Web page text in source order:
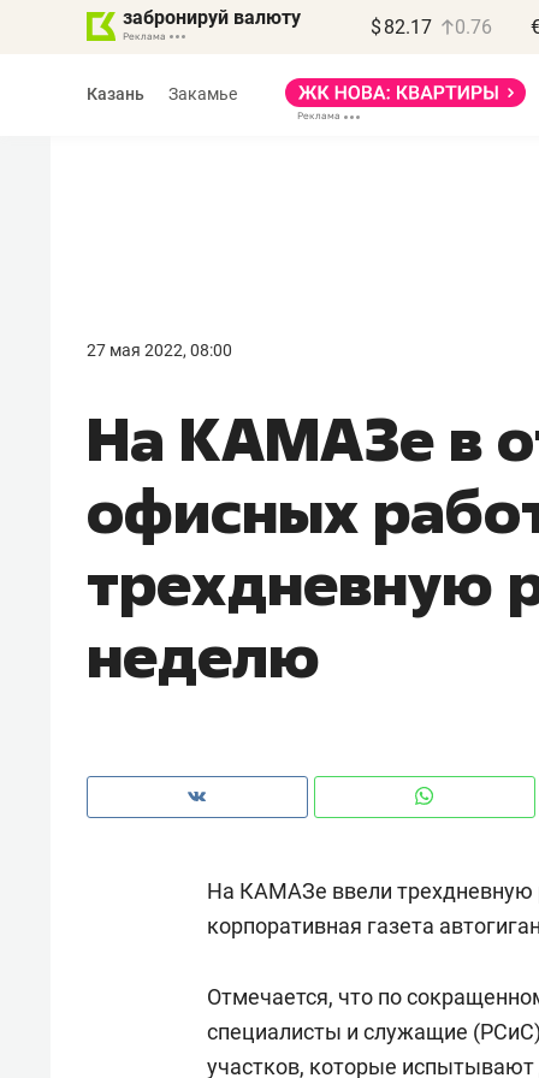
забронируй валюту $ 82.17 0.76
Казань Закамье
27 мая 2022, 08:00
На КАМАЗе в
офисных
трехдневную
неделю
На КАМАЗе ввели
корпоративная газета
Отмечается, что по
специалисты и служащие
участков, которые
правил, бизнес может
потерять минимум
Как бизнесу выйти на зарубежные
чем интересен Оман?
Как ГК «МИР ГРУПП» и ВТБ
создают оазис жилого
комфорта под Казанью
150
ID